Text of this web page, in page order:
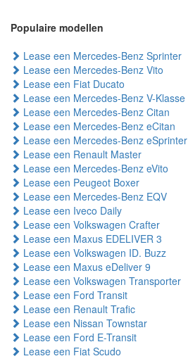
Populaire modellen
Lease een Mercedes-Benz Sprinter
Lease een Mercedes-Benz Vito
Lease een Fiat Ducato
Lease een Mercedes-Benz V-Klasse
Lease een Mercedes-Benz Citan
Lease een Mercedes-Benz eCitan
Lease een Mercedes-Benz eSprinter
Lease een Renault Master
Lease een Mercedes-Benz eVito
Lease een Peugeot Boxer
Lease een Mercedes-Benz EQV
Lease een Iveco Daily
Lease een Volkswagen Crafter
Lease een Maxus EDELIVER 3
Lease een Volkswagen ID. Buzz
Lease een Maxus eDeliver 9
Lease een Volkswagen Transporter
Lease een Ford Transit
Lease een Renault Trafic
Lease een Nissan Townstar
Lease een Ford E-Transit
Lease een Fiat Scudo